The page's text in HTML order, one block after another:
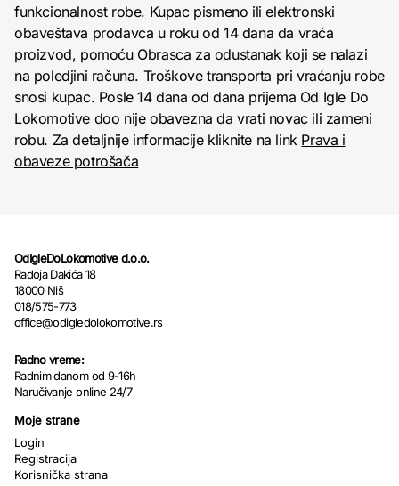
funkcionalnost robe. Kupac pismeno ili elektronski
obaveštava prodavca u roku od 14 dana da vraća
proizvod, pomoću Obrasca za odustanak koji se nalazi
na poledjini računa. Troškove transporta pri vraćanju robe
snosi kupac. Posle 14 dana od dana prijema Od Igle Do
Lokomotive doo nije obavezna da vrati novac ili zameni
robu. Za detaljnije informacije kliknite na link Prava i
obaveze potrošača
OdIgleDoLokomotive d.o.o.
Radoja Dakića 18
18000 Niš
018/575-773
office@odigledolokomotive.rs
Radno vreme:
Radnim danom od 9-16h
Naručivanje online 24/7
Moje strane
Login
Registracija
Korisnička strana